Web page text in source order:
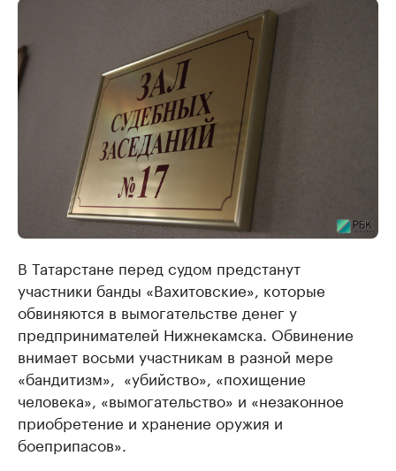
В Татарстане перед судом предстанут
участники банды «Вахитовские», которые
обвиняются в вымогательстве денег у
предпринимателей Нижнекамска. ​Обвинение
внимает восьми участникам в разной мере
«бандитизм», ​ «убийство»​, «похищение
человека»​, «вымогательство» и «незаконное
приобретение и хранение оружия и
боеприпасов».